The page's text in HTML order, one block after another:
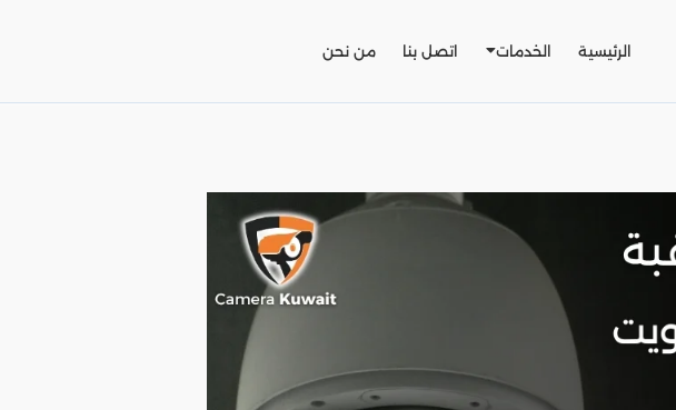
الرئيسية الخدمات اتصل بنا من نحن